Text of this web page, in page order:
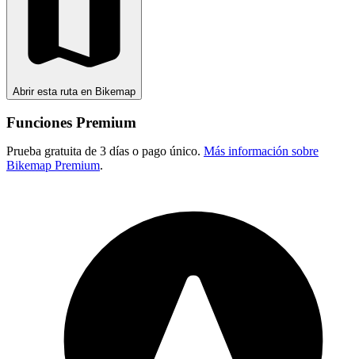
Abrir esta ruta en Bikemap
Funciones Premium
Prueba gratuita de 3 días o pago único. Más información sobre
Bikemap Premium.